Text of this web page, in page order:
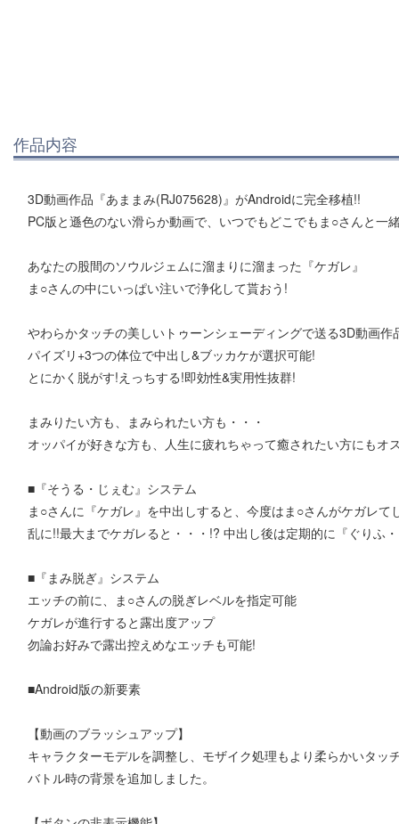
作品内容
3D動画作品『あままみ(RJ075628)』がAndroidに完全移植!!
PC版と遜色のない滑らか動画で、いつでもどこでもま○さんと一
あなたの股間のソウルジェムに溜まりに溜まった『ケガレ』
ま○さんの中にいっぱい注いで浄化して貰おう!
やわらかタッチの美しいトゥーンシェーディングで送る3D動画作
パイズリ+3つの体位で中出し&ブッカケが選択可能!
とにかく脱がす!えっちする!即効性&実用性抜群!
まみりたい方も、まみられたい方も・・・
オッパイが好きな方も、人生に疲れちゃって癒されたい方にもオ
■『そうる・じぇむ』システム
ま○さんに『ケガレ』を中出しすると、今度はま○さんがケガレ
乱に!!最大までケガレると・・・!? 中出し後は定期的に『ぐりふ
■『まみ脱ぎ』システム
エッチの前に、ま○さんの脱ぎレベルを指定可能
ケガレが進行すると露出度アップ
勿論お好みで露出控えめなエッチも可能!
■Android版の新要素
【動画のブラッシュアップ】
キャラクターモデルを調整し、モザイク処理もより柔らかいタ
バトル時の背景を追加しました。